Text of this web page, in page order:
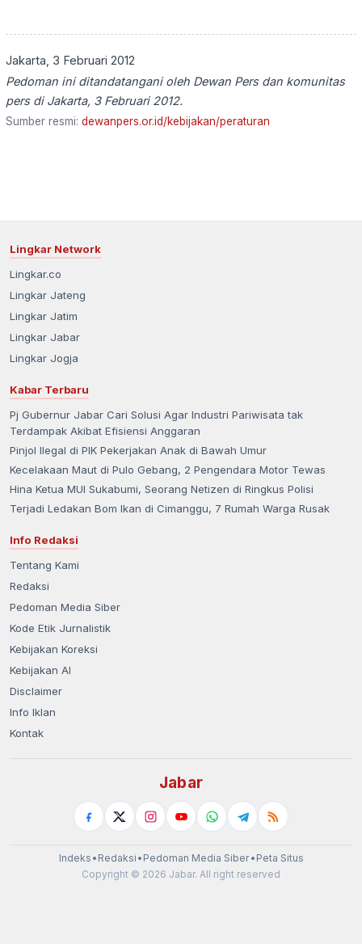
Jakarta, 3 Februari 2012
Pedoman ini ditandatangani oleh Dewan Pers dan komunitas
pers di Jakarta, 3 Februari 2012.
Sumber resmi: dewanpers.or.id/kebijakan/peraturan
Lingkar Network
Lingkar.co
Lingkar Jateng
Lingkar Jatim
Lingkar Jabar
Lingkar Jogja
Kabar Terbaru
Pj Gubernur Jabar Cari Solusi Agar Industri Pariwisata tak
Terdampak Akibat Efisiensi Anggaran
Pinjol Ilegal di PIK Pekerjakan Anak di Bawah Umur
Kecelakaan Maut di Pulo Gebang, 2 Pengendara Motor Tewas
Hina Ketua MUI Sukabumi, Seorang Netizen di Ringkus Polisi
Terjadi Ledakan Bom Ikan di Cimanggu, 7 Rumah Warga Rusak
Info Redaksi
Tentang Kami
Redaksi
Pedoman Media Siber
Kode Etik Jurnalistik
Kebijakan Koreksi
Kebijakan AI
Disclaimer
Info Iklan
Kontak
Jabar
Indeks • Redaksi • Pedoman Media Siber• Peta Situs
Copyright © 2026 Jabar. All right reserved